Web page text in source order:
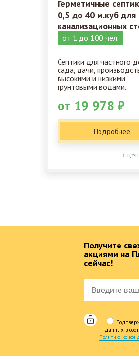
Герметичные
0,5 до 40 м.куб для
канализационных
от 1 до 100 чел.
Септики для частного
сада, дачи,
высокими и низкими
грунтовыми водами.
от 19 978 ₽
Подробнее
↑
Получите
акциями на
сейчас!
данных в
Политика